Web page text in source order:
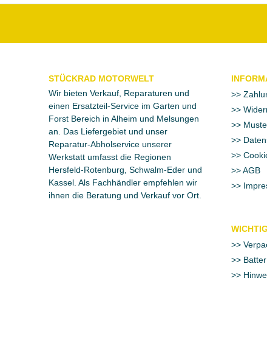
STÜCKRAD MOTORWELT
Wir bieten Verkauf, Reparaturen und
einen Ersatzteil-Service im Garten und
Forst Bereich in Alheim und Melsungen
an. Das Liefergebiet und unser
Reparatur-Abholservice unserer
Werkstatt umfasst die Regionen
Hersfeld-Rotenburg, Schwalm-Eder und
Kassel. Als Fachhändler empfehlen wir
ihnen die Beratung und Verkauf vor Ort.
AGB